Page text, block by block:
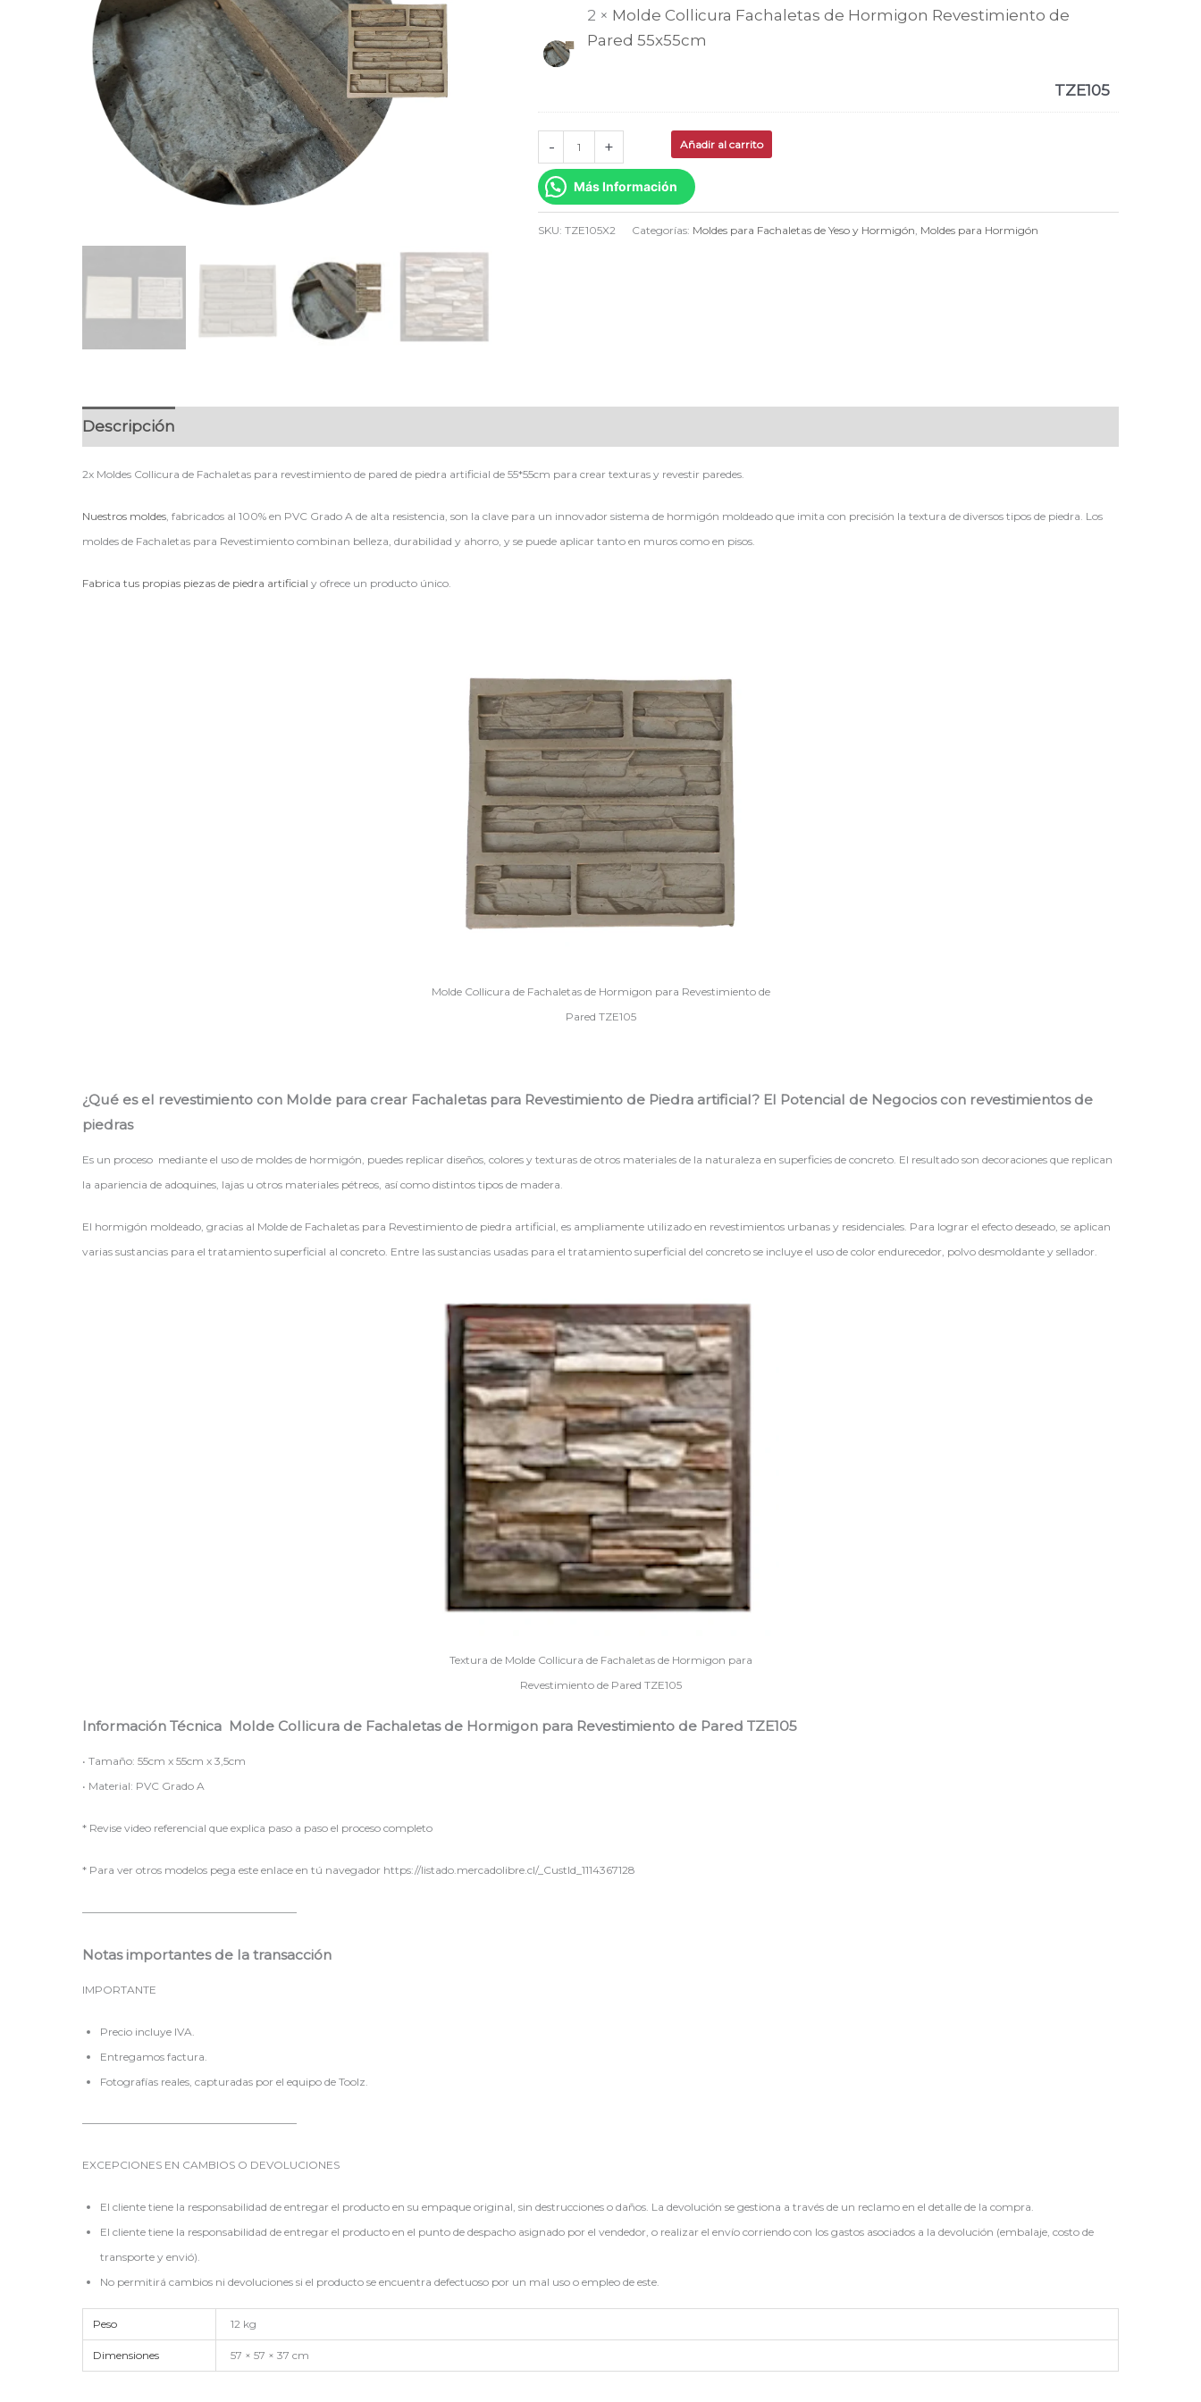
2 × Molde Collicura Fachaletas de Hormigon Revestimiento de
Pared 55x55cm
TZE105
-
55x55cm
x2
cantidad
+ Añadir al carrito
Más Información
SKU:TZE105X2 Categorías: Moldes para Fachaletas de Yeso y Hormigón Moldes para Hormigón
Descripción
2x Moldes Collicura de Fachaletas para revestimiento de pared de piedra artificial de 55*55cm para crear texturas y revestir paredes.
Nuestros moldes , fabricados al 100% en PVC Grado A de alta resistencia, son la clave para un innovador sistema de hormigón moldeado que imita con precisión la textura de diversos tipos de piedra. Los
moldes de Fachaletas para Revestimiento combinan belleza, durabilidad y ahorro, y se puede aplicar tanto en muros como en pisos.
Fabrica tus propias piezas de piedra artificial y ofrece un producto único.
Molde Collicura de Fachaletas de Hormigon para Revestimiento de
Pared TZE105
¿Qué es el revestimiento con Molde para crear Fachaletas para Revestimiento de Piedra artificial? El Potencial de Negocios con revestimientos de
piedras
Es un proceso mediante el uso de moldes de hormigón, puedes replicar diseños, colores y texturas de otros materiales de la naturaleza en superficies de concreto. El resultado son decoraciones que replican
la apariencia de adoquines, lajas u otros materiales pétreos, así como distintos tipos de madera.
El hormigón moldeado, gracias al Molde de Fachaletas para Revestimiento de piedra artificial, es ampliamente utilizado en revestimientos urbanas y residenciales. Para lograr el efecto deseado, se aplican
varias sustancias para el tratamiento superficial al concreto. Entre las sustancias usadas para el tratamiento superficial del concreto se incluye el uso de color endurecedor, polvo desmoldante y sellador.
Textura de Molde Collicura de Fachaletas de Hormigon para
Revestimiento de Pared TZE105
Información Técnica Molde Collicura de Fachaletas de Hormigon para Revestimiento de Pared TZE105
• Tamaño: 55cm x 55cm x 3,5cm
• Material: PVC Grado A
* Revise video referencial que explica paso a paso el proceso completo
* Para ver otros modelos pega este enlace en tú navegador https://listado.mercadolibre.cl/_CustId_1114367128
————————————————————
Notas importantes de la transacción
IMPORTANTE
Precio incluye IVA.
Entregamos factura.
Fotografías reales, capturadas por el equipo de Toolz.
————————————————————
EXCEPCIONES EN CAMBIOS O DEVOLUCIONES
El cliente tiene la responsabilidad de entregar el producto en su empaque original, sin destrucciones o daños. La devolución se gestiona a través de un reclamo en el detalle de la compra.
El cliente tiene la responsabilidad de entregar el producto en el punto de despacho asignado por el vendedor, o realizar el envío corriendo con los gastos asociados a la devolución (embalaje, costo de
transporte y envió).
No permitirá cambios ni devoluciones si el producto se encuentra defectuoso por un mal uso o empleo de este.
Peso 12 kg
Dimensiones 57 × 57 × 37 cm